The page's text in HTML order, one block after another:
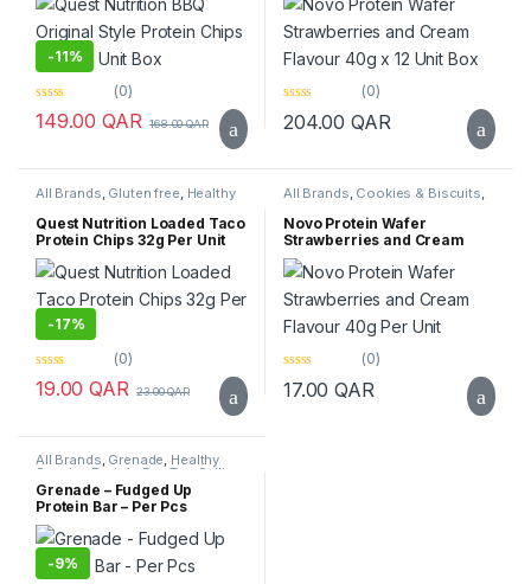
-11%
0
o
5
(0)
149.00QAR 168.00QAR
0
o
5
(0)
204.00QAR
All Brands, Gluten free, Healthy
Selling
Quest Nutrition Loaded Taco
Protein Chips 32g Per Unit
-17%
0
o
5
(0)
19.00QAR 23.00QAR
All Brands, Cookies & Biscuits,
Novo, Protein Bar,Top Selling
Novo Protein Wafer
Strawberries and Cream
Flavour 40g Per Unit
0
o
(0)
17.00QAR
All Brands, Grenade, Healthy
Snacks Protein Bar ,Top Selling
Grenade – Fudged Up
Protein Bar – Per Pcs
-9%